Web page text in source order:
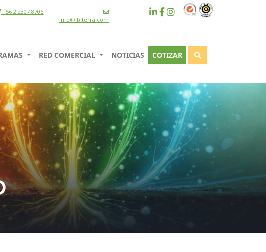
+56 2 2307 8706
info@ibiterra.com
RED COMERCIAL NOTICIAS COTIZAR